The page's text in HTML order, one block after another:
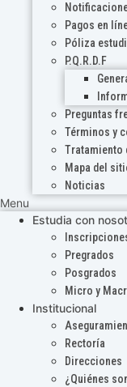
Pagos en
Póliza
P.Q.R.D.F
Preguntas
Términos y
Tratamiento
Mapa del
Noticias
Menu
Estudia con
Pregrados
Posgrados
Micro y
Institucional
Rectoría
Direcciones
¿Quiénes